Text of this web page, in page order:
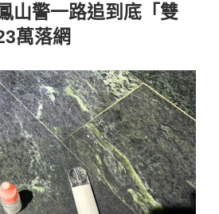
山警一路追到底「雙
萬落網